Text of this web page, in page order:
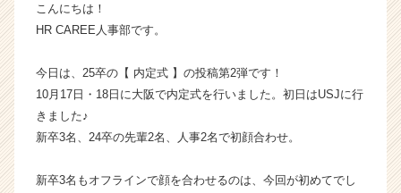
ン】
ン
チ
ー・
長
こんにちは！
HR CAREE人事部です。
今日は、25卒の【 内定式 】の投稿第2弾です！
10月17日・18日に大阪で内定式を行いました。初日はUSJに行
きました♪
新卒3名、24卒の先輩2名、人事2名で初顔合わせ。
新卒3名もオフラインで顔を合わせるのは、今回が初めてでし